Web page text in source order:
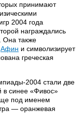
принимают
игр 2004 года
награждались
. Она также
Афин и символизирует
греческая
2004 стали две
в синее «Фивос»
под именем
— оранжевая